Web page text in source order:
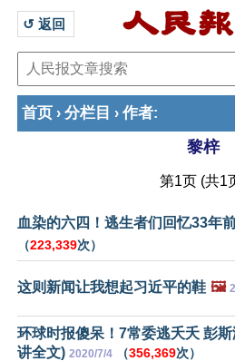
↺ 返回
首页 › 分栏目 › 作者:
黎梓
第1页 (共1
血染的六四！逃生者们回忆33年
（223,339次）
这则新闻让我想起习近平的鞋 🖼️
环球时报傻呆！7常委逃夭夭 彭
讲全文) 2020/7/4 （356,369次）